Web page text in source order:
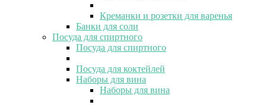
Креманки и розетки для варенья
Банки для соли
Посуда для спиртного
Посуда для спиртного
Посуда для коктейлей
Наборы для вина
Наборы для вина